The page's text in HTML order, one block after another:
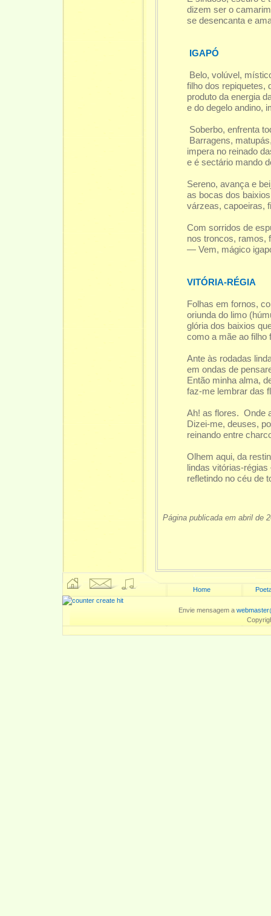
dizem ser o
se desencanta e
IGAPÓ
Belo, volúvel,
filho dos repiquetes,
produto da energia
e do degelo andino,
Soberbo, enfrenta
Barragens,
impera no reinado
e é sectário mando
Sereno, avança e
as bocas dos
várzeas, capoeiras,
Com sorridos de
nos troncos, ramos,
— Vem, mágico
VITÓRIA-RÉGIA
Folhas em fornos,
oriunda do limo
glória dos baixios
como a mãe ao filho
Ante às rodadas
em ondas de
Então minha alma,
faz-me lembrar das
Ah! as flores. Onde
Dizei-me, deuses,
reinando entre
Olhem aqui, da
lindas vitórias-
refletindo no céu de
Página publicada em abril de
Home
Envie mensagem a